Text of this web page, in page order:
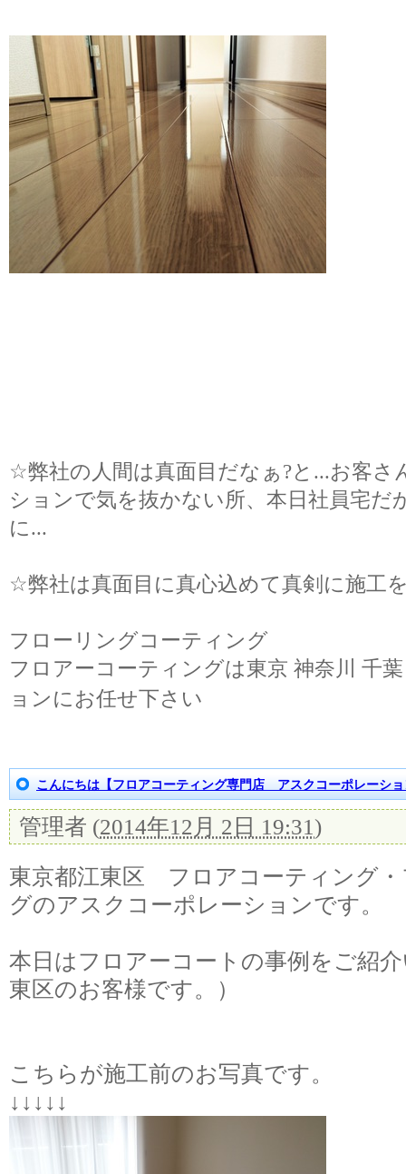
☆弊社の人間は真面目だなぁ?と ...お客さ
ションで気を抜かない所、本日社員宅だ
に...
☆弊社は真面目に真心込めて真剣に施工
フローリングコーティング
フロアーコーティングは東京 神奈川 千
ョンにお任せ下さい
こんにちは【フロアコーティング専門店 アスクコーポレーシ
管理者 (2014年12月 2日 19:31)
東京都江東区 フロアコーティング
グのアスクコーポレーションです。
本日はフロアーコートの事例をご紹
東区のお客様です。）
こちらが施工前のお写真です。
↓↓↓↓↓